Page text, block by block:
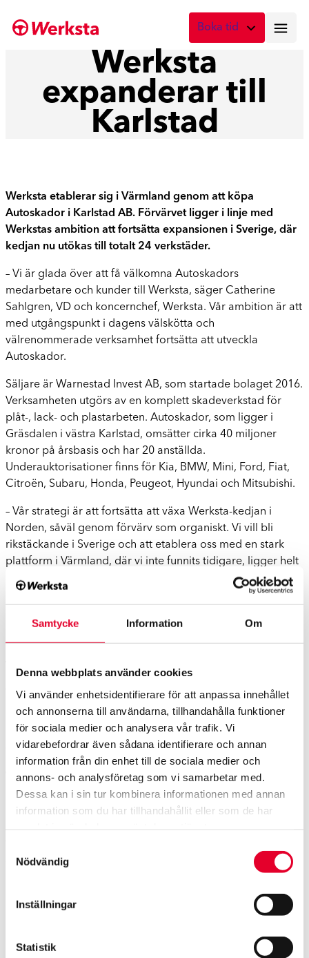
Samtycke Information Om
Denna webbplats använder cookies
Vi använder enhetsidentifierare för att anpassa innehållet
och annonserna till användarna, tillhandahålla funktioner
för sociala medier och analysera vår trafik. Vi
vidarebefordrar även sådana identifierare och annan
information från din enhet till de sociala medier och
annons- och analysföretag som vi samarbetar med.
Dessa kan i sin tur kombinera informationen med annan
information som du har tillhandahållit eller som de har
Nödvändig
Inställningar
Statistik
till
Boka tid
Vad önskar du att boka?
Digital skadebesiktning
Fota skadan med mobilen
Boka tid för service
Byte av vindruta
Boka byte av vindruta
Werksta
expanderar till
Karlstad
Werksta etablerar sig i Värmland genom att köpa
Autoskador i Karlstad AB. Förvärvet ligger i linje med
Werkstas ambition att fortsätta expansionen i Sverige, där
kedjan nu utökas till totalt 24 verkstäder.
– Vi är glada över att få välkomna Autoskadors
medarbetare och kunder till Werksta, säger Catherine
Sahlgren, VD och koncernchef, Werksta. Vår ambition är att
med utgångspunkt i dagens välskötta och
välrenommerade verksamhet fortsätta att utveckla
Autoskador.
Säljare är Warnestad Invest AB, som startade bolaget 2016.
Verksamheten utgörs av en komplett skadeverkstad för
plåt-, lack- och plastarbeten. Autoskador, som ligger i
Gräsdalen i västra Karlstad, omsätter cirka 40 miljoner
kronor på årsbasis och har 20 anställda.
Underauktorisationer finns för Kia, BMW, Mini, Ford, Fiat,
Citroën, Subaru, Honda, Peugeot, Hyundai och Mitsubishi.
– Vår strategi är att fortsätta att växa Werksta-kedjan i
Norden, såväl genom förvärv som organiskt. Vi vill bli
rikstäckande i Sverige och att etablera oss med en stark
plattform i Värmland, där vi inte funnits tidigare, ligger helt
i linje med våra expansionsplaner, avslutar Catherine
VD och koncernchef Catherine Sahlgren
Tel: +46 70 985 85 03
E-post: catherine.sahlgren@werksta.se
Om Werksta
Werksta är Nordens ledande skadeverkstadskedja med
över 90 verkstäder i Sverige, Finland och Norge.
Koncernen sysselsätter cirka 1 200 anställda och omsatte
skada på bilen och bolagets mål är att uppnå den högsta